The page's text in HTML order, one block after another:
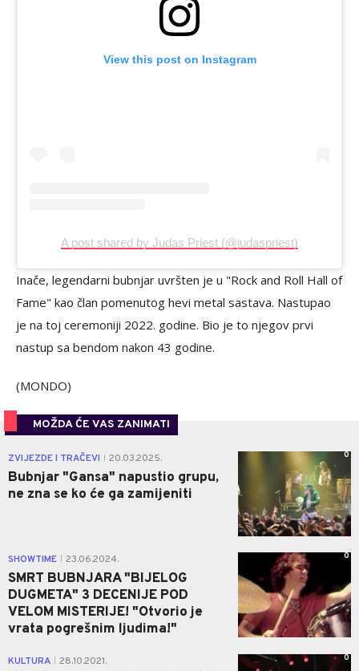
View this post on Instagram
A post shared by Judas Priest (@judaspriest)
Inače, legendarni bubnjar uvršten je u "Rock and Roll Hall of
Fame" kao član pomenutog hevi metal sastava. Nastupao
je na toj ceremoniji 2022. godine. Bio je to njegov prvi
nastup sa bendom nakon 43 godine.
(MONDO)
MOŽDA ĆE VAS ZANIMATI
ZVIJEZDE I TRAČEVI 20.03.2025.
Bubnjar "Gansa" napustio grupu,
ne zna se ko će ga zamijeniti
0
SHOWTIME 23.06.2024.
SMRT BUBNJARA "BIJELOG
DUGMETA" 3 DECENIJE POD
VELOM MISTERIJE! "Otvorio je
vrata pogrešnim ljudima!"
0
KULTURA 28.10.2021. 0